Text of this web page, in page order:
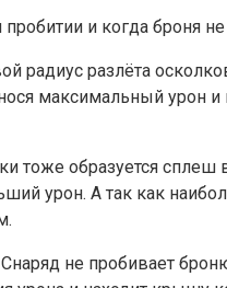
и когда броня не
радиус разлёта
максимальный урон
тоже образуется
урон. А так как
не пробивает